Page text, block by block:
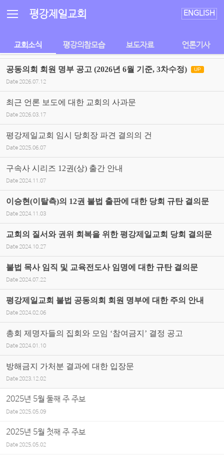
평강제일교회 ENGLISH
교회소식 평강의참모습 보도자료 언론기사
공동의회 회원 명부 공고 (2026년 6월 기준, 3차수정) UP
Date 2026.07.12
최근 언론 보도에 대한 교회의 사과문
Date 2026.03.17
평강제일교회 임시 당회장 파견 결의의 건
Date 2025.06.07
구속사 시리즈 12권(상) 출간 안내
Date 2024.11.07
이승현(이탈측)의 12권 불법 출판에 대한 당회 규탄 결의문
Date 2024.11.03
교회의 질서와 권위 회복을 위한 평강제일교회 당회 결의문
Date 2024.10.27
불법 목사 임직 및 교육전도사 임명에 대한 규탄 결의문
Date 2024.07.22
평강제일교회 불법 공동의회 회원 명부에 대한 주의 안내
Date 2024.02.06
총회 제명자들의 집회와 모임 ‘참여금지’ 결정 공고
Date 2024.01.10
방해금지 가처분 결과에 대한 입장문
Date 2023.12.02
2025년 5월 둘째 주 주보
Date2025.05.09
2025년 5월 첫째 주 주보
Date2025.05.02